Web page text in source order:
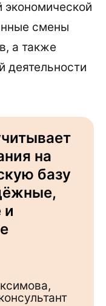
смены
а также
деятельности
на
базу
и